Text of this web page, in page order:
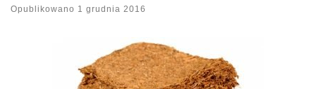
Opublikowano 1 grudnia 2016